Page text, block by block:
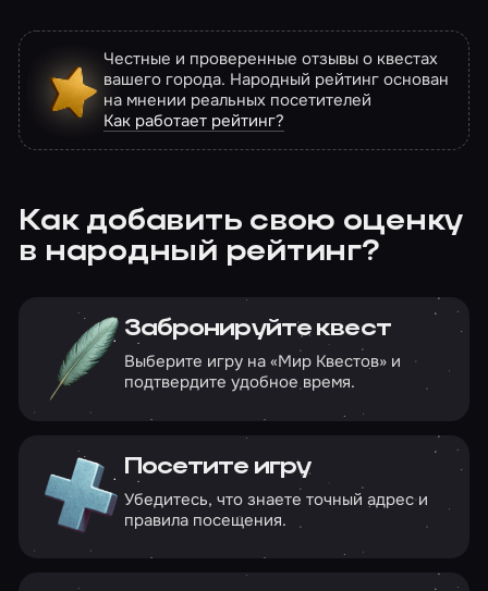
Честные и проверенные отзывы о квестах
вашего города. Народный рейтинг основан
на мнении реальных посетителей
Как работает рейтинг?
Как добавить свою оценку
в народный рейтинг?
Забронируйте квест
Выберите игру на «Мир Квестов» и
подтвердите удобное время.
Посетите игру
Убедитесь, что знаете точный адрес и
правила посещения.